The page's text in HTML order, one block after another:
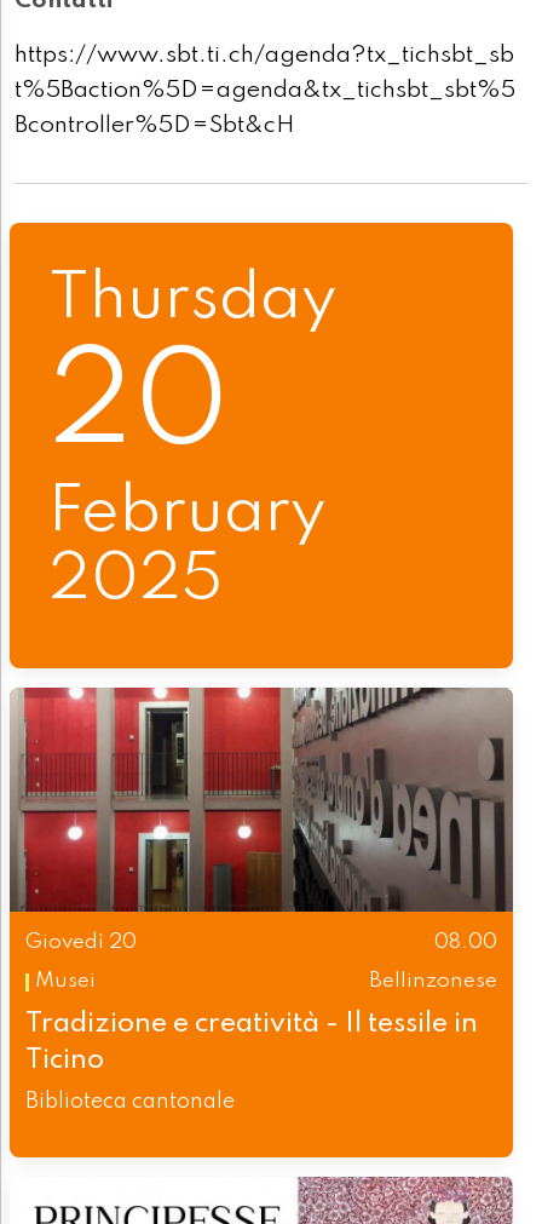
https://www.sbt.ti.ch/agenda?tx_tichsbt_sb
t%5Baction%5D=agenda&tx_tichsbt_sbt%5
Bcontroller%5D=Sbt&cH
Thursday
20
February
2025
Giovedì 20
08.00
Musei
Bellinzonese
Tradizione e creatività - Il tessile in
Ticino
Biblioteca cantonale